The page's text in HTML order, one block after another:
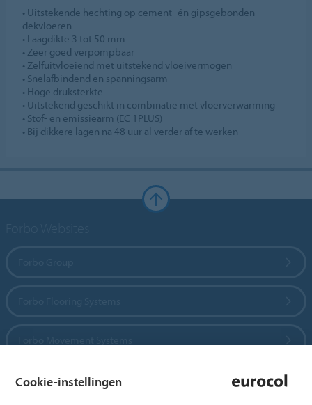
• Uitstekende hechting op cement- én gipsgebonden
dekvloeren
• Laagdikte 3 tot 50 mm
• Zeer goed verpompbaar
• Zelfuitvloeiend met uitstekend vloeivermogen
• Snelafbindend en spanningsarm
• Hoge druksterkte
• Uitstekend geschikt in combinatie met vloerverwarming
• Stof- en emissiearm (EC 1PLUS)
• Bij dikkere lagen na 48 uur al verder af te werken
Cookie-instellingen